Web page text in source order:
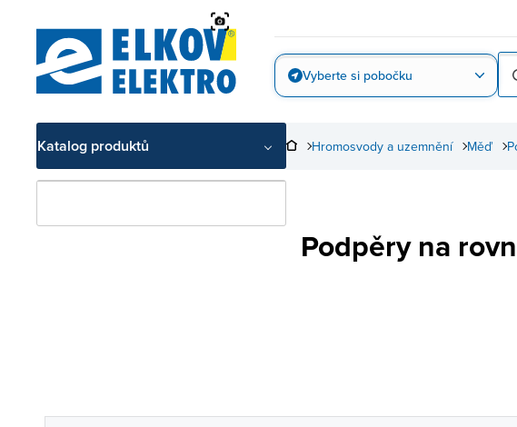
Vyberte si pobočku
Katalog produktů Měď
Hromosvody a uzemnění
Podpěry na